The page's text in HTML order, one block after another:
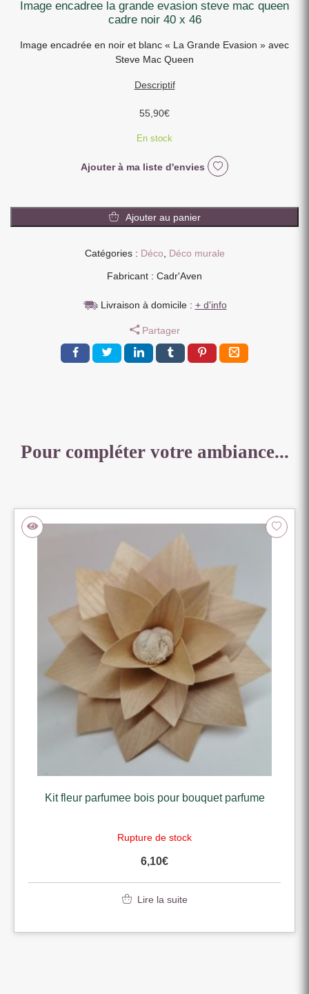
image encadree la grande evasion steve mac queen
cadre noir 40 x 46
Image encadrée en noir et blanc « La Grande Evasion » avec
Steve Mac Queen
Descriptif
55,90€
En stock
Ajouter à ma liste d'envies
de
IMAGE
LA
GRANDE
STEVE
QUEEN
CADRE
NOIR
Ajouter au panier
Catégories : Déco, Déco murale
Fabricant : Cadr'Aven
Livraison à domicile : + d'info
Partager
Pour compléter votre ambiance...
Kit fleur parfumee bois pour bouquet parfume
Rupture de stock
6,10€
Lire la suite